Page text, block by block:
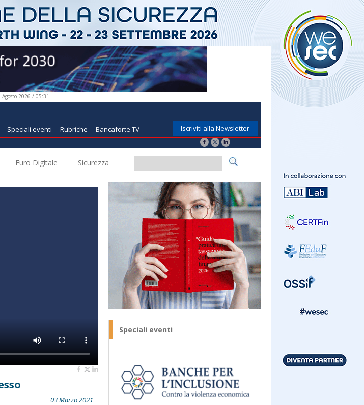
Agosto 2026 / 05:31
Speciali eventi Rubriche Bancaforte TV Iscriviti alla Newsletter
Euro Digitale
Sicurezza
03 Marzo 2021
Speciali eventi